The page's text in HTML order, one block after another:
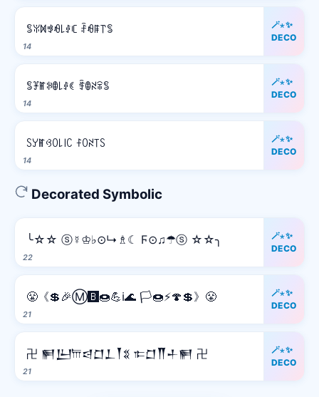
14
ꌚꐟꁒꃃꆂ꒒ꂑꏸ ꄘꆂꁹ꓅ꌚ
🪄⋆✨
DECO
14
ꌚꐞꂵꋰꂦ꒒ꂑꀯ ꄞꂦꋊꋖꌚ
🪄⋆✨
DECO
14
ꇙꌦꂵꃳꄲ꒒꒐ꉔ ꊰꄲꋊ꓄ꇙ
🪄⋆✨
DECO
Decorated Symbolic
22
╰☆☆ ⓢ☿♔♭⊙↳♗☾ Ϝ⊙♫☂ⓢ ☆☆╮
🪄⋆✨
DECO
21
😤《💲🎉Ⓜ️🅱️🍩💪ℹ️🌊 🏳️🍩⚡️🍄💲》😤
🪄⋆✨
DECO
21
卍 𒂍𒌨𐎠𒁀𒆸𒁇𒐕𒐏 𐎣𒆸𒐖𒈦𒂍 卍
🪄⋆✨
DECO